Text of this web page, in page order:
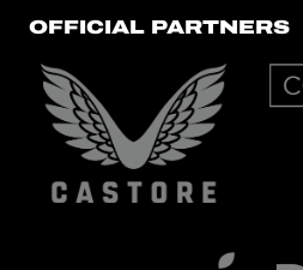
OFFICIAL PARTNERS